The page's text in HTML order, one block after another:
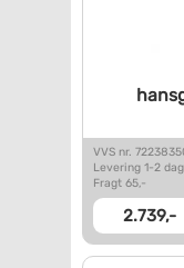
VVS nr.
Levering 1-2
Fragt 65,-
2.739,-